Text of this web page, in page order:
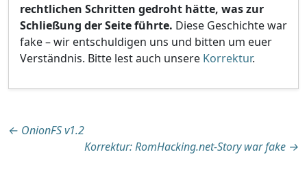
rechtlichen Schritten gedroht hätte, was zur
Schließung der Seite führte. Diese Geschichte war
fake – wir entschuldigen uns und bitten um euer
Verständnis. Bitte lest auch unsere Korrektur.
Beitragsnavigation
← OnionFS v1.2
Korrektur: RomHacking.net-Story war fake →